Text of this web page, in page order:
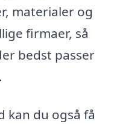
materialer og
firmaer, så
bedst passer
kan du også få